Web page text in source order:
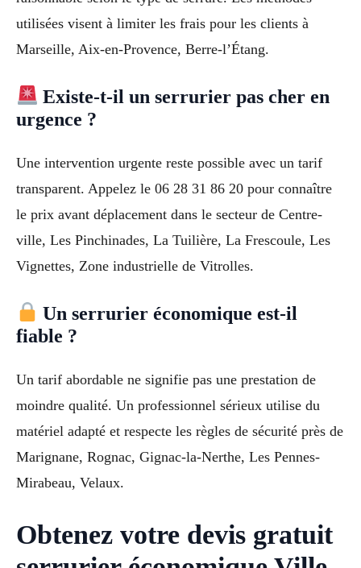
utilisées visent à limiter les frais pour les clients à
Marseille, Aix-en-Provence, Berre-l’Étang.
Existe-t-il un serrurier pas cher en
urgence ?
Une intervention urgente reste possible avec un tarif
transparent. Appelez le 06 28 31 86 20 pour connaître
le prix avant déplacement dans le secteur de Centre-
ville, Les Pinchinades, La Tuilière, La Frescoule, Les
Vignettes, Zone industrielle de Vitrolles.
Un serrurier économique est-il
fiable ?
Un tarif abordable ne signifie pas une prestation de
moindre qualité. Un professionnel sérieux utilise du
matériel adapté et respecte les règles de sécurité près de
Marignane, Rognac, Gignac-la-Nerthe, Les Pennes-
Mirabeau, Velaux.
Obtenez votre devis gratuit